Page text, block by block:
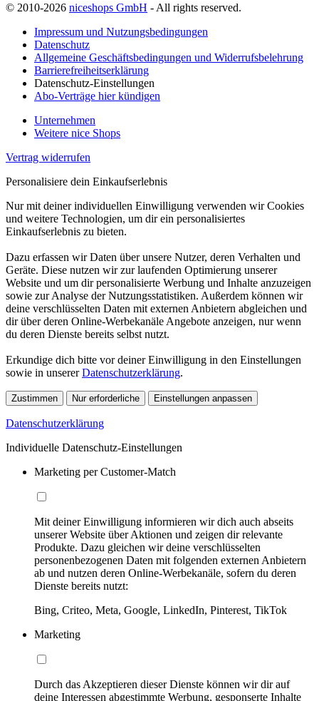
© 2010-2026 niceshops GmbH - All rights reserved.
Impressum und Nutzungsbedingungen
Datenschutz
Allgemeine Geschäftsbedingungen und Widerrufsbelehrung
Barrierefreiheitserklärung
Datenschutz-Einstellungen
Abo-Verträge hier kündigen
Unternehmen
Weitere nice Shops
Vertrag widerrufen
Personalisiere dein Einkaufserlebnis
Nur mit deiner individuellen Einwilligung verwenden wir Cookies
und weitere Technologien, um dir ein personalisiertes
Einkaufserlebnis zu bieten.
Dazu erfassen wir Daten über unsere Nutzer, deren Verhalten und
Geräte. Diese nutzen wir zur laufenden Optimierung unserer
Website und um dir personalisierte Werbung und Inhalte anzuzeigen
sowie zur Analyse der Nutzungsstatistiken. Außerdem können wir
deine verschlüsselten Daten mit externen Anbietern abgleichen und
dir über deren Online-Werbekanäle Angebote anzeigen, nur wenn
du deren Dienste bereits selbst nutzt.
Erkundige dich bitte vor deiner Einwilligung in den Einstellungen
sowie in unsererDatenschutzerklärung.
Zustimmen Nur erforderliche Einstellungen anpassen
Datenschutzerklärung
Individuelle Datenschutz-Einstellungen
Marketing per Customer-Match
Mit deiner Einwilligung informieren wir dich auch abseits
unserer Website über Aktionen und zeigen dir relevante
Produkte. Dazu gleichen wir deine verschlüsselten
personenbezogenen Daten mit folgenden externen Anbietern
ab und nutzen deren Online-Werbekanäle, sofern du deren
Dienste bereits nutzt:
Bing, Criteo, Meta, Google, LinkedIn, Pinterest, TikTok
Marketing
Durch das Akzeptieren dieser Dienste können wir dir auf
deine Interessen abgestimmte Werbung, gesponserte Inhalte